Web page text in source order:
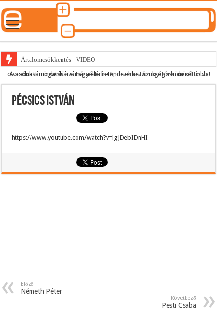
Ártalomcsökkentés - VIDEÓ
E-cigi használati szokások 2.0
Párásító podcast lejátszási lista
A podcast mindenki számára elérhető, de ehhez szükség van minél több olvasónk támogatására.Legyél te is rendszeres támogatónk ide kattintva!
Pécsics István
https://www.youtube.com/watch?v=lgJDebIDnHI
Előző
Németh Péter
Következő
Pesti Csaba